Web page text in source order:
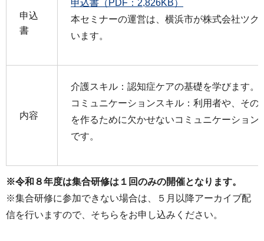
申込
書
申込書（PDF：2,826KB）
本セミナーの運営は、横浜市が株式会社ツク
います。
内容
介護スキル：認知症ケアの基礎を学びます。
コミュニケーションスキル：利用者や、その
を作るために欠かせないコミュニケーション
です。
※令和８年度は集合研修は１回のみの開催となります。
※集合研修に参加できない場合は、５月以降アーカイブ配
信を行いますので、そちらをお申し込みください。